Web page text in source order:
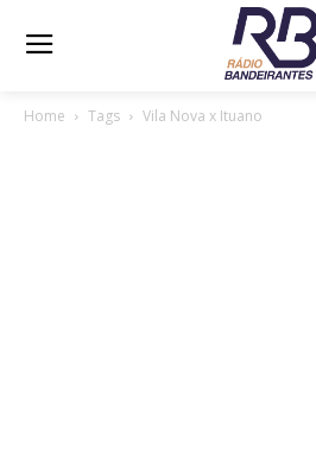
Home Tags Vila Nova x Ituano